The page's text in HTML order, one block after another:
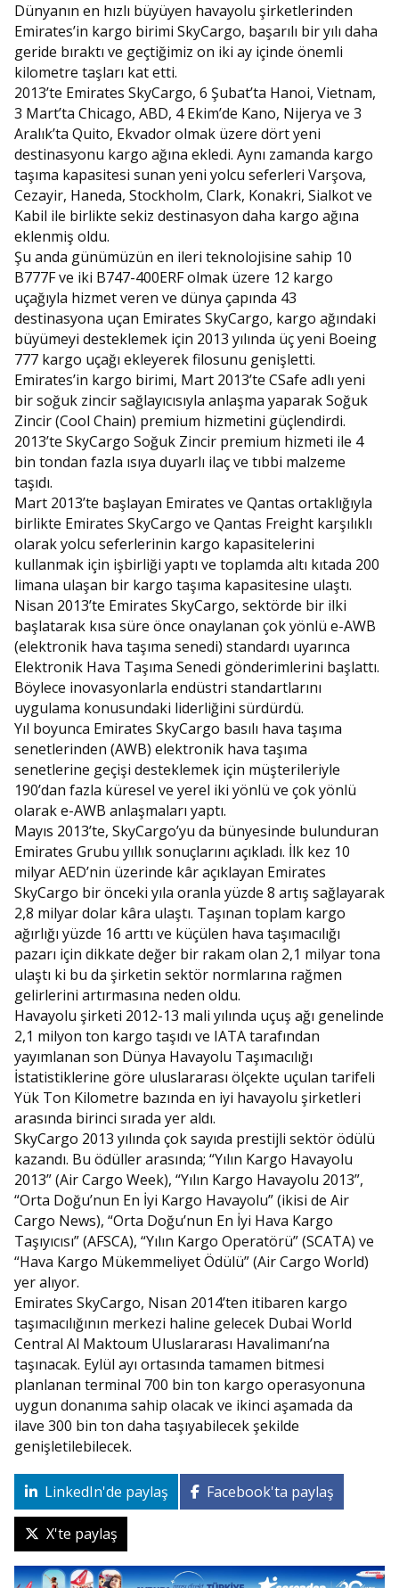
Dünyanın en hızlı büyüyen havayolu şirketlerinden
Emirates’in kargo birimi SkyCargo, başarılı bir yılı daha
geride bıraktı ve geçtiğimiz on iki ay içinde önemli
kilometre taşları kat etti.
2013’te Emirates SkyCargo, 6 Şubat’ta Hanoi, Vietnam,
3 Mart’ta Chicago, ABD, 4 Ekim’de Kano, Nijerya ve 3
Aralık’ta Quito, Ekvador olmak üzere dört yeni
destinasyonu kargo ağına ekledi. Aynı zamanda kargo
taşıma kapasitesi sunan yeni yolcu seferleri Varşova,
Cezayir, Haneda, Stockholm, Clark, Konakri, Sialkot ve
Kabil ile birlikte sekiz destinasyon daha kargo ağına
eklenmiş oldu.
Şu anda günümüzün en ileri teknolojisine sahip 10
B777F ve iki B747-400ERF olmak üzere 12 kargo
uçağıyla hizmet veren ve dünya çapında 43
destinasyona uçan Emirates SkyCargo, kargo ağındaki
büyümeyi desteklemek için 2013 yılında üç yeni Boeing
777 kargo uçağı ekleyerek filosunu genişletti.
Emirates’in kargo birimi, Mart 2013’te CSafe adlı yeni
bir soğuk zincir sağlayıcısıyla anlaşma yaparak Soğuk
Zincir (Cool Chain) premium hizmetini güçlendirdi.
2013’te SkyCargo Soğuk Zincir premium hizmeti ile 4
bin tondan fazla ısıya duyarlı ilaç ve tıbbi malzeme
taşıdı.
Mart 2013’te başlayan Emirates ve Qantas ortaklığıyla
birlikte Emirates SkyCargo ve Qantas Freight karşılıklı
olarak yolcu seferlerinin kargo kapasitelerini
kullanmak için işbirliği yaptı ve toplamda altı kıtada 200
limana ulaşan bir kargo taşıma kapasitesine ulaştı.
Nisan 2013’te Emirates SkyCargo, sektörde bir ilki
başlatarak kısa süre önce onaylanan çok yönlü e-AWB
(elektronik hava taşıma senedi) standardı uyarınca
Elektronik Hava Taşıma Senedi gönderimlerini başlattı.
Böylece inovasyonlarla endüstri standartlarını
uygulama konusundaki liderliğini sürdürdü.
Yıl boyunca Emirates SkyCargo basılı hava taşıma
senetlerinden (AWB) elektronik hava taşıma
senetlerine geçişi desteklemek için müşterileriyle
190’dan fazla küresel ve yerel iki yönlü ve çok yönlü
olarak e-AWB anlaşmaları yaptı.
Mayıs 2013’te, SkyCargo’yu da bünyesinde bulunduran
Emirates Grubu yıllık sonuçlarını açıkladı. İlk kez 10
milyar AED’nin üzerinde kâr açıklayan Emirates
SkyCargo bir önceki yıla oranla yüzde 8 artış sağlayarak
2,8 milyar dolar kâra ulaştı. Taşınan toplam kargo
ağırlığı yüzde 16 arttı ve küçülen hava taşımacılığı
pazarı için dikkate değer bir rakam olan 2,1 milyar tona
ulaştı ki bu da şirketin sektör normlarına rağmen
gelirlerini artırmasına neden oldu.
Havayolu şirketi 2012-13 mali yılında uçuş ağı genelinde
2,1 milyon ton kargo taşıdı ve IATA tarafından
yayımlanan son Dünya Havayolu Taşımacılığı
İstatistiklerine göre uluslararası ölçekte uçulan tarifeli
Yük Ton Kilometre bazında en iyi havayolu şirketleri
arasında birinci sırada yer aldı.
SkyCargo 2013 yılında çok sayıda prestijli sektör ödülü
kazandı. Bu ödüller arasında; “Yılın Kargo Havayolu
2013” (Air Cargo Week), “Yılın Kargo Havayolu 2013”,
“Orta Doğu’nun En İyi Kargo Havayolu” (ikisi de Air
Cargo News), “Orta Doğu’nun En İyi Hava Kargo
Taşıyıcısı” (AFSCA), “Yılın Kargo Operatörü” (SCATA) ve
“Hava Kargo Mükemmeliyet Ödülü” (Air Cargo World)
yer alıyor.
Emirates SkyCargo, Nisan 2014’ten itibaren kargo
taşımacılığının merkezi haline gelecek Dubai World
Central Al Maktoum Uluslararası Havalimanı’na
taşınacak. Eylül ayı ortasında tamamen bitmesi
planlanan terminal 700 bin ton kargo operasyonuna
uygun donanıma sahip olacak ve ikinci aşamada da
ilave 300 bin ton daha taşıyabilecek şekilde
genişletilebilecek.
LinkedIn'de paylaş Facebook'ta paylaş
X'te paylaş